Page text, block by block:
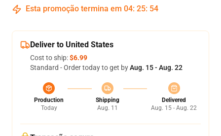
Esta promoção termina em 04: 25: 54
Deliver to United States
Cost to ship:$6.99
Standard - Order today to get byAug. 15 - Aug. 22
Production
Today
Shipping
Aug. 11
Delivered
Aug. 15 - Aug. 22